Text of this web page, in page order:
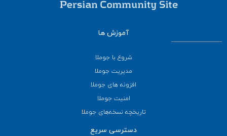
آموزش ها
شروع با جوملا
مدیریت جوملا
افزونه های جوملا
امنیت جوملا
تاریخچه نسخه‌های جوملا
دسترسی سریع